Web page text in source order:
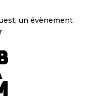
un évènement